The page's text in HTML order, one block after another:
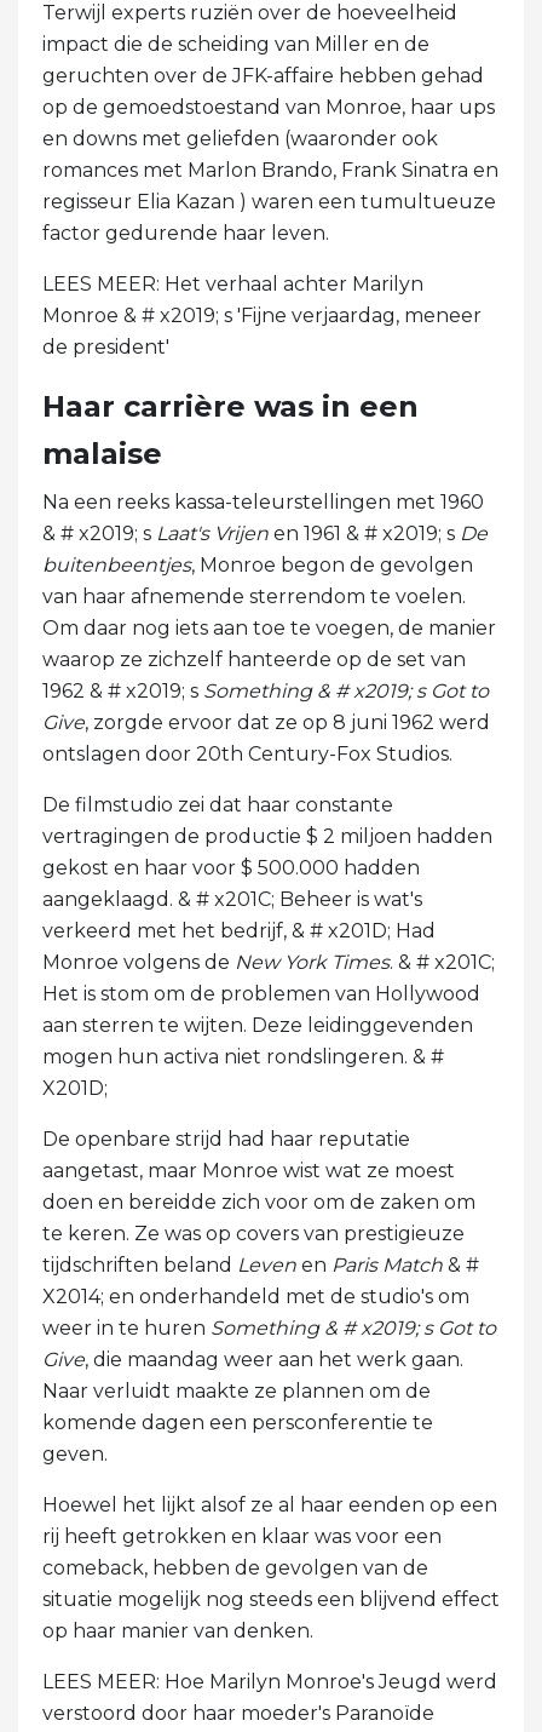
Terwijl experts ruziën over de hoeveelheid
impact die de scheiding van Miller en de
geruchten over de JFK-affaire hebben gehad
op de gemoedstoestand van Monroe, haar ups
en downs met geliefden (waaronder ook
romances met Marlon Brando, Frank Sinatra en
regisseur Elia Kazan ) waren een tumultueuze
factor gedurende haar leven.
LEES MEER: Het verhaal achter Marilyn
Monroe & # x2019; s 'Fijne verjaardag, meneer
de president'
Haar carrière was in een
malaise
Na een reeks kassa-teleurstellingen met 1960
& # x2019; s Laat's Vrijen en 1961 & # x2019; s De
buitenbeentjes, Monroe begon de gevolgen
van haar afnemende sterrendom te voelen.
Om daar nog iets aan toe te voegen, de manier
waarop ze zichzelf hanteerde op de set van
1962 & # x2019; s Something & # x2019; s Got to
Give, zorgde ervoor dat ze op 8 juni 1962 werd
ontslagen door 20th Century-Fox Studios.
De filmstudio zei dat haar constante
vertragingen de productie $ 2 miljoen hadden
gekost en haar voor $ 500.000 hadden
aangeklaagd. & # x201C; Beheer is wat's
verkeerd met het bedrijf, & # x201D; Had
Monroe volgens de New York Times. & # x201C;
Het is stom om de problemen van Hollywood
aan sterren te wijten. Deze leidinggevenden
mogen hun activa niet rondslingeren. & #
X201D;
De openbare strijd had haar reputatie
aangetast, maar Monroe wist wat ze moest
doen en bereidde zich voor om de zaken om
te keren. Ze was op covers van prestigieuze
tijdschriften beland Leven en Paris Match & #
X2014; en onderhandeld met de studio's om
weer in te huren Something & # x2019; s Got to
Give, die maandag weer aan het werk gaan.
Naar verluidt maakte ze plannen om de
komende dagen een persconferentie te
geven.
Hoewel het lijkt alsof ze al haar eenden op een
rij heeft getrokken en klaar was voor een
comeback, hebben de gevolgen van de
situatie mogelijk nog steeds een blijvend effect
op haar manier van denken.
LEES MEER: Hoe Marilyn Monroe's Jeugd werd
verstoord door haar moeder's Paranoïde